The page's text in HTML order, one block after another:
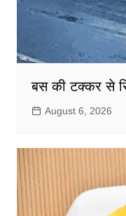
बस की टक्कर से
August 6, 2026